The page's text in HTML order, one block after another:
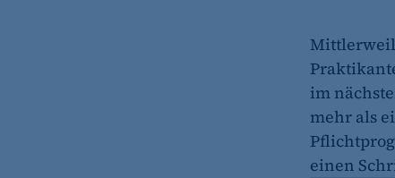
Cookie Laufzeit:
etracker Analytics
im
mehr als
einen